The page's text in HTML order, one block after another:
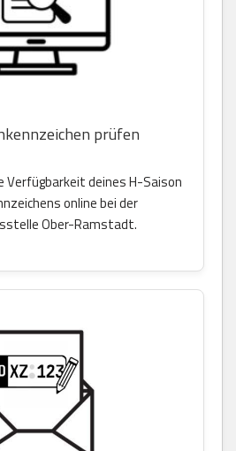
prüfen
Verfügbarkeit deines H-Saison
online bei der
Ober-Ramstadt.